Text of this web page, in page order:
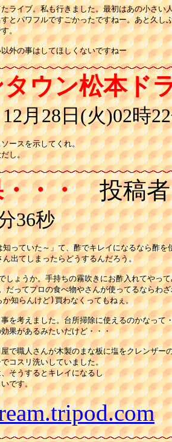
ライブ。私も行きました。最初はあの小さい
とパワフルですごかったですねー。あと久し
。
タウン松本
月28日(火)02時
ースを示してくれ。
し。
・・投稿者
36秒
っていた～」て、酢でキレイになるなら酢を
出てしまったらどうするんだろう。
しょうか。手持ちの霧吹きにお酢入れてやっ
だってプロの食べ物やさんが使ってるならわ
知らんけど)買わなくってもねぇ。
を考えました。台所掃除に使えるのかなって
果があるみたいだけど・・・
で職人さんが木製のまな板に塩をクレンザー
コスリ洗いしていました。
そうするとキレイになるし
です。